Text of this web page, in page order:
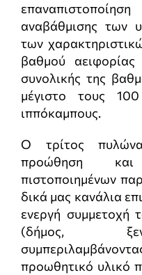
αναβάθμισης των
των
βαθμού
συνολικής της
μέγιστο τους
ιππόκαμπους.
Ο τρίτος
προώθηση
πιστοποιημένων
δικά μας κανάλια
ενεργή συμμετοχή
(δήμος,
προωθητικό υλικό